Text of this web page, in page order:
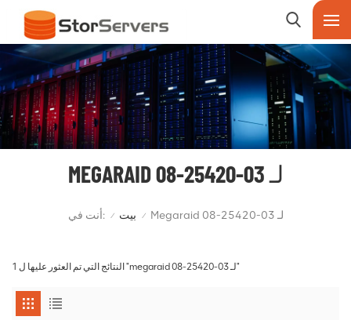
MEGARAID لـ 03-25420-08
أنت في: / بيت / Megaraid لـ 03-25420-08
1 النتائج التي تم العثور عليها ل "megaraid لـ 03-25420-08"